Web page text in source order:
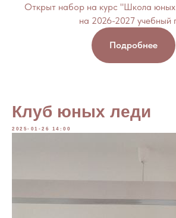
Открыт набор на курс "Школа
на 2026-2027 учебный
Подробнее
Клуб юных леди
2025-01-26 14:00